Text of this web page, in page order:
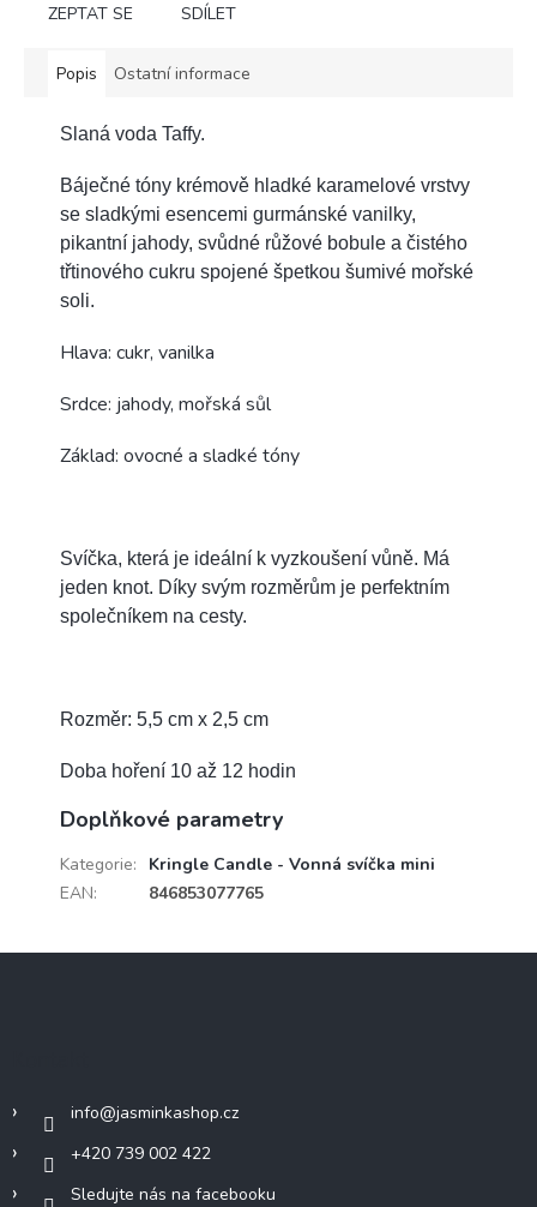
ZEPTAT SE SDÍLET
Popis Ostatní informace
Slaná voda Taffy.
Báječné tóny krémově hladké karamelové vrstvy
se sladkými esencemi gurmánské vanilky,
pikantní jahody, svůdné růžové bobule a čistého
třtinového cukru spojené špetkou šumivé mořské
soli.
Hlava: cukr, vanilka
Srdce: jahody, mořská sůl
Základ: ovocné a sladké tóny
Svíčka, která je ideální k vyzkoušení vůně. Má
jeden knot. Díky svým rozměrům je perfektním
společníkem na cesty.
Rozměr: 5,5 cm x 2,5 cm
Doba hoření 10 až 12 hodin
Doplňkové parametry
Kategorie:
Kringle Candle - Vonná svíčka mini
EAN: 846853077765
info@jasminkashop.cz
+420 739 002 422
Sledujte nás na facebooku